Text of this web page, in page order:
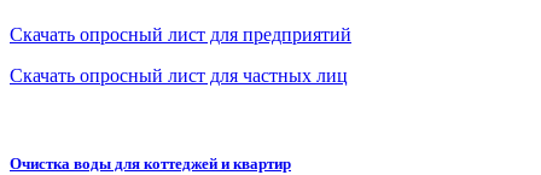
Скачать опросный лист для предприятий
Скачать опросный лист для частных лиц
Очистка воды для коттеджей и квартир